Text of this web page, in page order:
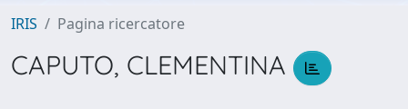
IRIS Pagina ricercatore
CAPUTO, CLEMENTINA